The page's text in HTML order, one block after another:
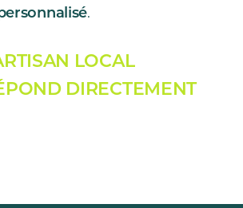
.
LOCAL
DIRECTEMENT